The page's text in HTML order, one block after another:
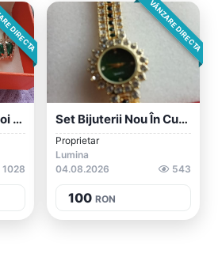
DIRECTA
Vând Set Bijuterii Noi - Ceas, Brățară,...
1028
VÂNZARE DIRECTA
Set Bijuterii Nou În Cutie Portocalie
Proprietar
Lumina
04.08.2026
543
100 RON